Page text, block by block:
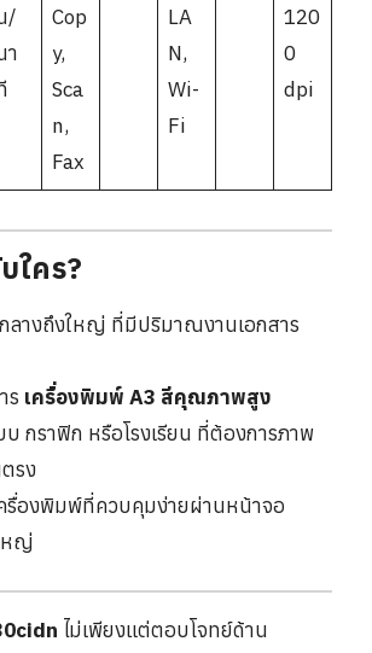
/
า
Cop
y,
Sca
n,
Fax
LA
N,
Wi-
Fi
120
0
dpi
ใคร?
ลางถึงใหญ่ ที่มีปริมาณงานเอกสาร
ร เครื่องพิมพ์ A3 สีคุณภาพสูง
กราฟิก หรือโรงเรียน ที่ต้องการภาพ
รง
รื่องพิมพ์ที่ควบคุมง่ายผ่านหน้าจอ
หญ่
ไม่เพียงแต่ตอบโจทย์ด้าน